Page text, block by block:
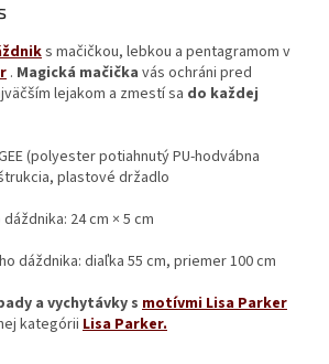
s mačičkou, lebkou a pentagramom v
. Magická mačička vás ochráni pred
lejakom a zmestí sa do každej
(polyester potiahnutý PU-hodvábna
plastové držadlo
24 cm × 5 cm
dáždnika: diaľka 55 cm, priemer 100 cm
a vychytávky s motívmi Lisa Parker
kategórii Lisa Parker.